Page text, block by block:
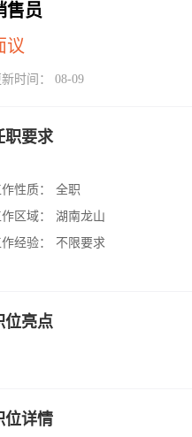
售员
议
新时间： 08-09
职要求
性质：
全职
区域：
湖南龙山
经验：
不限要求
位亮点
位详情